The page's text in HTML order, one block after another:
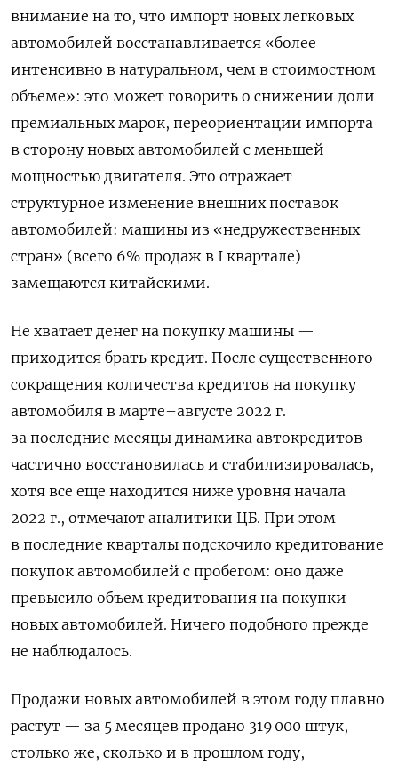
внимание на то, что импорт новых легковых
автомобилей восстанавливается «более
интенсивно в натуральном, чем в стоимостном
объеме»: это может говорить о снижении доли
премиальных марок, переориентации импорта
в сторону новых автомобилей с меньшей
мощностью двигателя. Это отражает
структурное изменение внешних поставок
автомобилей: машины из «недружественных
стран» (всего 6% продаж в I квартале)
замещаются китайскими.
Не хватает денег на покупку машины —
приходится брать кредит. После существенного
сокращения количества кредитов на покупку
автомобиля в марте–августе 2022 г.
за последние месяцы динамика автокредитов
частично восстановилась и стабилизировалась,
хотя все еще находится ниже уровня начала
2022 г., отмечают аналитики ЦБ. При этом
в последние кварталы подскочило кредитование
покупок автомобилей с пробегом: оно даже
превысило объем кредитования на покупки
новых автомобилей. Ничего подобного прежде
не наблюдалось.
Продажи новых автомобилей в этом году плавно
растут — за 5 месяцев продано 319 000 штук,
столько же, сколько и в прошлом году,